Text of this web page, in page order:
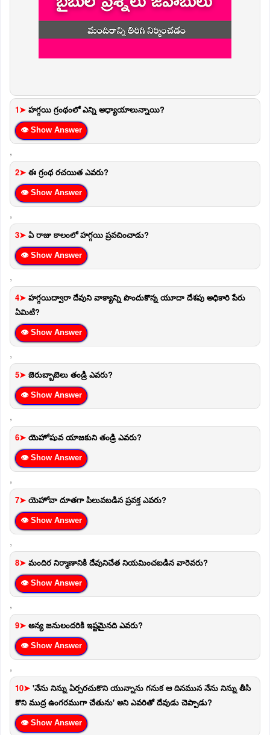
1➤ హగ్గయి గ్రంథంలో ఎన్ని అధ్యాయాలున్నాయి?
👁 Show Answer
,
2➤ ఈ గ్రంథ రచయిత ఎవరు?
👁 Show Answer
,
3➤ ఏ రాజు కాలంలో హగ్గయి ప్రవచించాడు?
👁 Show Answer
,
4➤ హగ్గయిద్వారా దేవుని వాక్యాన్ని పొందుకొన్న యూదా దేశపు అధికారి పేరు
ఏమిటి?
👁 Show Answer
,
5➤ జెరుబ్బాబెలు తండ్రి ఎవరు?
👁 Show Answer
,
6➤ యెహోషువ యాజకుని తండ్రి ఎవరు?
👁 Show Answer
,
7➤ యెహోవా దూతగా పిలువబడిన ప్రవక్త ఎవరు?
👁 Show Answer
,
8➤ మందిర నిర్మాణానికి దేవునిచేత నియమించబడిన వారెవరు?
👁 Show Answer
,
9➤ అన్య జనులందరికి ఇష్టమైనది ఎవరు?
👁 Show Answer
,
10➤ 'నేను నిన్ను ఏర్పరచుకొని యున్నాను గనుక ఆ దినమున నేను నిన్ను తీసి
కొని ముద్ర ఉంగరముగా చేతును' అని ఎవరితో దేవుడు చెప్పాడు?
👁 Show Answer